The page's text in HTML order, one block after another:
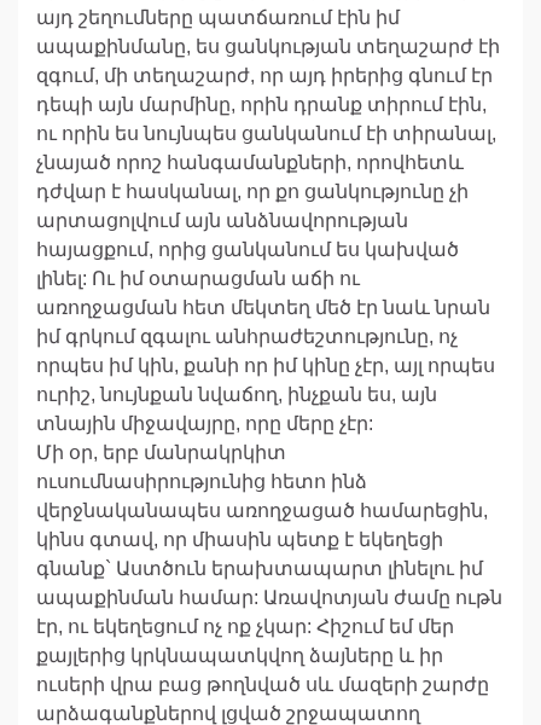
այդ շեղումները պատճառում էին իմ
ապաքինմանը, ես ցանկության տեղաշարժ էի
զգում, մի տեղաշարժ, որ այդ իրերից գնում էր
դեպի այն մարմինը, որին դրանք տիրում էին,
ու որին ես նույնպես ցանկանում էի տիրանալ,
չնայած որոշ հանգամանքների, որովհետև
դժվար է հասկանալ, որ քո ցանկությունը չի
արտացոլվում այն անձնավորության
հայացքում, որից ցանկանում ես կախված
լինել: Ու իմ օտարացման աճի ու
առողջացման հետ մեկտեղ մեծ էր նաև նրան
իմ գրկում զգալու անհրաժեշտությունը, ոչ
որպես իմ կին, քանի որ իմ կինը չէր, այլ որպես
ուրիշ, նույնքան նվաճող, ինչքան ես, այն
տնային միջավայրը, որը մերը չէր:
Մի օր, երբ մանրակրկիտ
ուսումնասիրությունից հետո ինձ
վերջնականապես առողջացած համարեցին,
կինս գտավ, որ միասին պետք է եկեղեցի
գնանք` Աստծուն երախտապարտ լինելու իմ
ապաքինման համար: Առավոտյան ժամը ութն
էր, ու եկեղեցում ոչ ոք չկար: Հիշում եմ մեր
քայլերից կրկնապատկվող ձայները և իր
ուսերի վրա բաց թողնված սև մազերի շարժը
արձագանքներով լցված շրջապատող